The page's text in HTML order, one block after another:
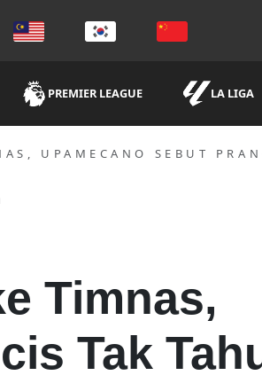
PREMIER LEAGUE LA LIGA
UPAMECANO SEBUT
Timnas,
Tak